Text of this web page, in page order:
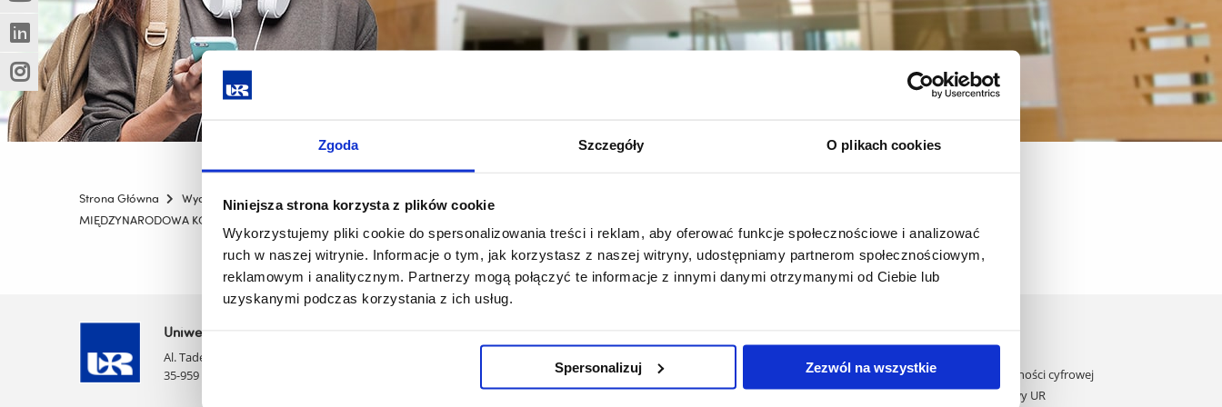
Zgoda Szczegóły O plikach cookies
Niniejsza strona korzysta z plików cookie
Wykorzystujemy pliki cookie do spersonalizowania treści i reklam, aby oferować funkcje społecznościowe i analizować
ruch w naszej witrynie. Informacje o tym, jak korzystasz z naszej witryny, udostępniamy partnerom społecznościowym,
reklamowym i analitycznym. Partnerzy mogą połączyć te informacje z innymi danymi otrzymanymi od Ciebie lub
uzyskanymi podczas korzystania z ich usług.
Spersonalizuj Zezwól na wszystkie
innej
strony)
okno)
do
innej
strony)
(Nowe
okno)
(Link
do
innej
strony)
(Nowe
okno)
(Link
do
innej
strony)
Strona Główna Wydziały Wydział Pedagogiki i Filozofii całe Kolegium Nauk Społecznych
MIĘDZYNARODOWA KONFERENCJA NAUKOWA SPOŁECZNE I ETYCZNE WYMIARY PRZEMIAN – 9. edycja
Uniwersytet Rzeszowski
Al. Tadeusza Rejtana 16C
35-959 Rzeszów
nawigację
przejdź
Fundusze strukturalne
Deklaracja dostępności cyfrowej
Rachunek bankowy UR